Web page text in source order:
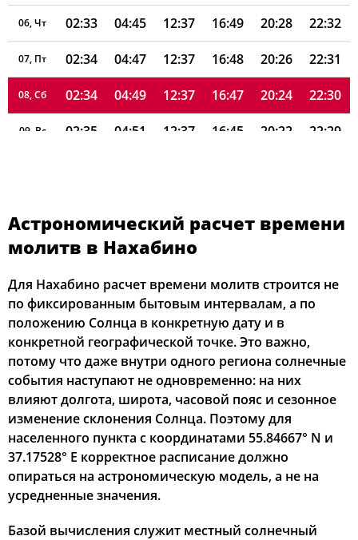
06, Чт 02:33 04:45 12:37 16:49 20:28 22:32
07, Пт 02:34 04:47 12:37 16:48 20:26 22:31
08, Сб 02:34 04:49 12:37 16:47 20:24 22:30
09, Вс 02:35 04:51 12:37 16:45 20:22 22:29
12, Ср 04:57 12:36 20:15
02:38
14, Пт 02:39 05:01 12:36 16:40 20:10 22:23
15, Сб 02:40 05:03 12:36 16:39 20:08 22:22
16, Вс 02:41 05:05 12:36 16:37 20:06
17, Пн 02:42 05:06 12:35 16:36 20:03
18, Вт 02:43 05:08 12:35 16:35 20:01
19, Ср 02:47 05:10
20, Чт 02:51 05:12 12:35 16:32 19:56 22:05
Астрономический расчет времени
молитв в Нахабино
Для Нахабино расчет времени молитв строится не
по фиксированным бытовым интервалам, а по
положению Солнца в конкретную дату и в
конкретной географической точке. Это важно,
потому что даже внутри одного региона солнечные
события наступают не одновременно: на них
влияют долгота, широта, часовой пояс и сезонное
изменение склонения Солнца. Поэтому для
населенного пункта с координатами 55.84667° N и
37.17528° E корректное расписание должно
опираться на астрономическую модель, а не на
усредненные значения.
Базой вычисления служит местный солнечный